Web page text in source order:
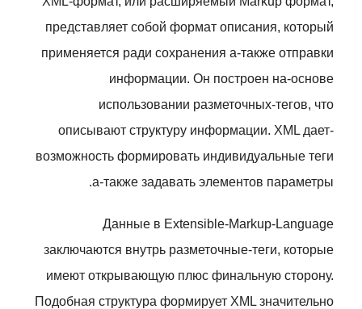
представляет собой формат описания, который
применяется ради сохранения а-также отправки
информации. Он построен на-основе
использовании разметочных-тегов, что
описывают структуру информации. XML дает-
возможность формировать индивидуальные теги
а-также задавать элементов параметры.
Данные в Extensible-Markup-Language
заключаются внутрь разметочные-теги, которые
имеют открывающую плюс финальную сторону.
Подобная структура формирует XML значительно